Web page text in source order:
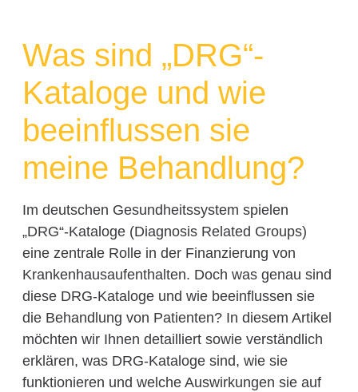
Was sind „DRG“-
Kataloge und wie
beeinflussen sie
meine Behandlung?
Im deutschen Gesundheitssystem spielen
„DRG“-Kataloge (Diagnosis Related Groups)
eine zentrale Rolle in der Finanzierung von
Krankenhausaufenthalten. Doch was genau sind
diese DRG-Kataloge und wie beeinflussen sie
die Behandlung von Patienten? In diesem Artikel
möchten wir Ihnen detailliert sowie verständlich
erklären, was DRG-Kataloge sind, wie sie
funktionieren und welche Auswirkungen sie auf